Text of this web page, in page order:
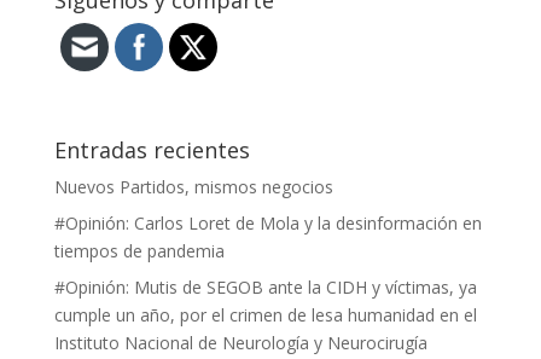
Entradas recientes
Nuevos Partidos, mismos negocios
#Opinión: Carlos Loret de Mola y la desinformación en
tiempos de pandemia
#Opinión: Mutis de SEGOB ante la CIDH y víctimas, ya
cumple un año, por el crimen de lesa humanidad en el
Instituto Nacional de Neurología y Neurocirugía